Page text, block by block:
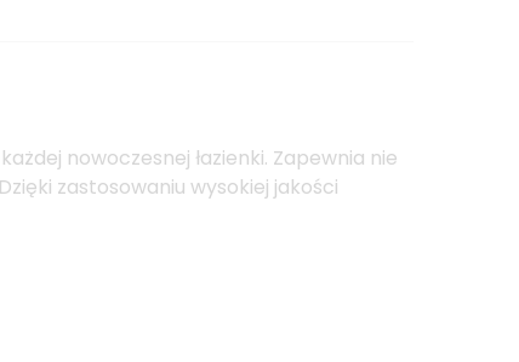
nowoczesnej łazienki. Zapewnia nie
zastosowaniu wysokiej jakości